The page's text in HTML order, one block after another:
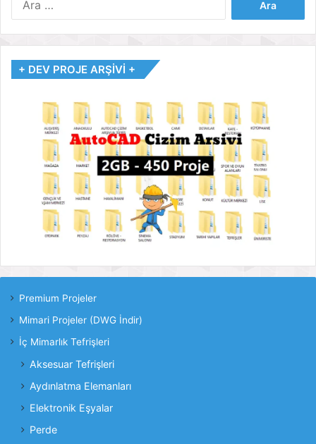
+ DEV PROJE ARŞİVİ +
Premium Projeler
Mimari Projeler (DWG İndir)
İç Mimarlık Tefrişleri
Aksesuar Tefrişleri
Aydınlatma Elemanları
Elektronik Eşyalar
Perde